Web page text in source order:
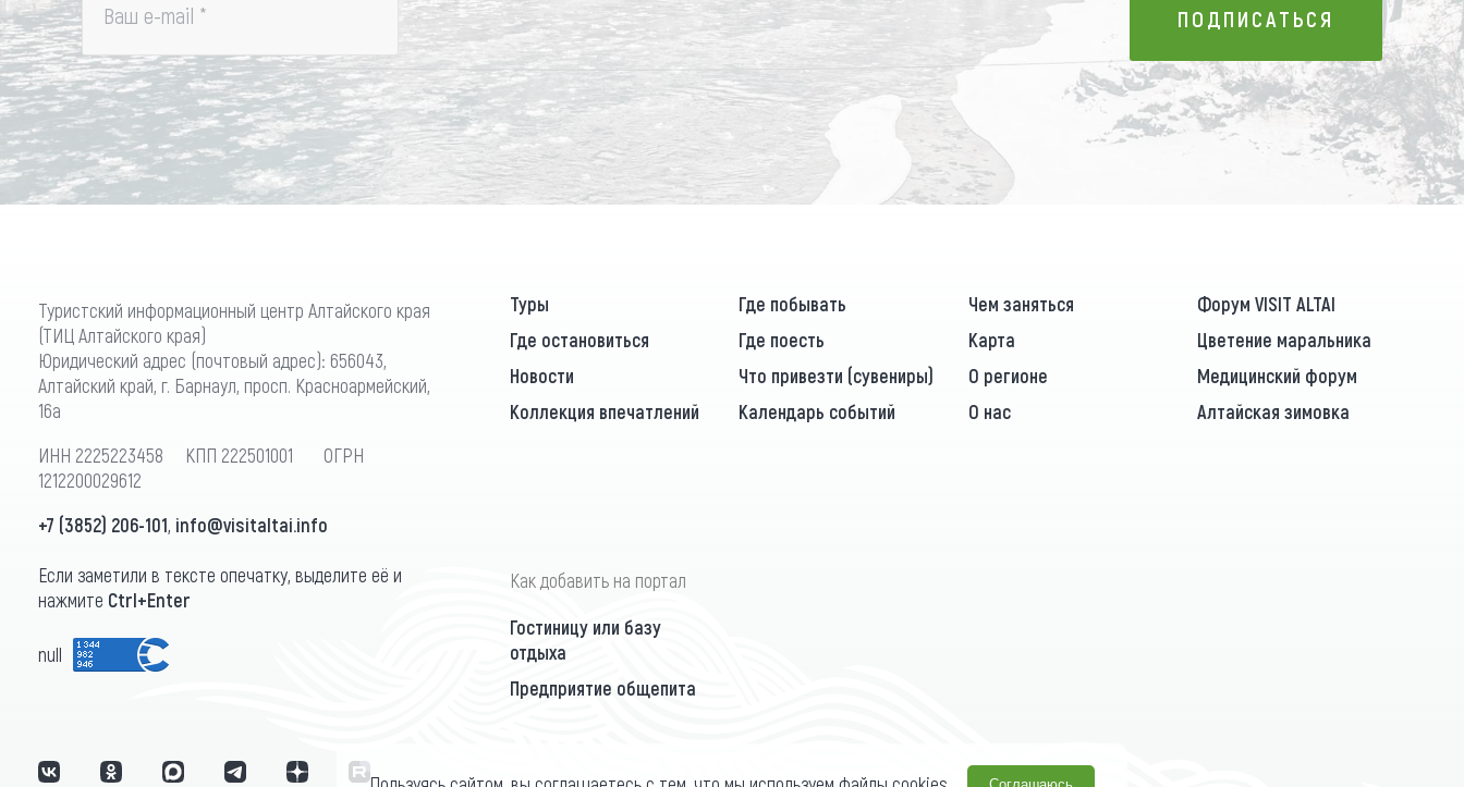
Ваш e-mail * ПОДПИСАТЬСЯ
ПОДПИСАТЬСЯ
Туристский информационный центр Алтайского края
(ТИЦ Алтайского края)
Юридический адрес (почтовый адрес): 656043,
Алтайский край, г. Барнаул, просп. Красноармейский,
16а
ИНН 2225223458 КПП 222501001 ОГРН
1212200029612
+7 (3852) 206-101, info@visitaltai.info
Если заметили в тексте опечатку, выделите её и
нажмите Ctrl+Enter
null
Туры Где побывать Чем заняться
Форум VISIT ALTAI
Где остановиться
Где поесть Карта
Цветение маральника
Новости
Что привезти (сувениры) О регионе
Медицинский форум
Коллекция впечатлений
Календарь событий О нас Алтайская зимовка
Как добавить на портал
Гостиницу или базу
отдыха
Предприятие общепита